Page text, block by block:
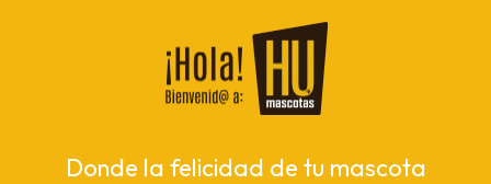
Donde la felicidad de tu mascota